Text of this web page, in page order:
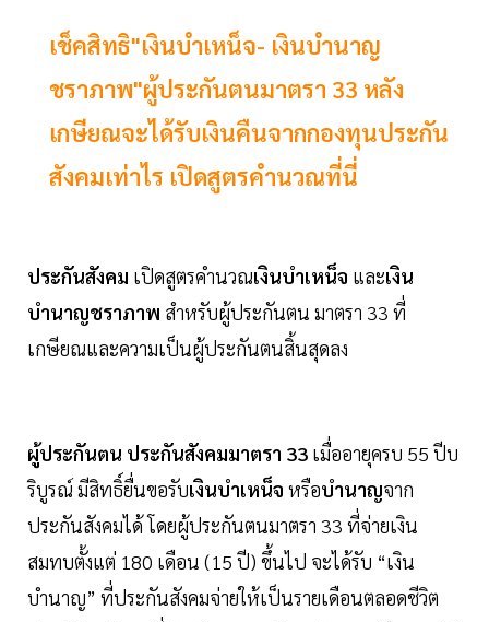
เช็คสิทธิ"เงินบำเหน็จ- เงินบำนาญ
ชราภาพ"ผู้ประกันตนมาตรา 33 หลัง
เกษียณจะได้รับเงินคืนจากกองทุนประกัน
สังคมเท่าไร เปิดสูตรคำนวณที่นี่
ประกันสังคม เปิดสูตรคำนวณเงินบำเหน็จ และเงิน
บำนาญชราภาพ สำหรับผู้ประกันตน มาตรา 33 ที่
เกษียณและความเป็นผู้ประกันตนสิ้นสุดลง
ผู้ประกันตน ประกันสังคมมาตรา 33 เมื่ออายุครบ 55 ปีบ
ริบูรณ์ มีสิทธิ์ยื่นขอรับเงินบำเหน็จ หรือบำนาญจาก
ประกันสังคมได้ โดยผู้ประกันตนมาตรา 33 ที่จ่ายเงิน
สมทบตั้งแต่ 180 เดือน (15 ปี) ขึ้นไป จะได้รับ “เงิน
บำนาญ” ที่ประกันสังคมจ่ายให้เป็นรายเดือนตลอดชีวิต